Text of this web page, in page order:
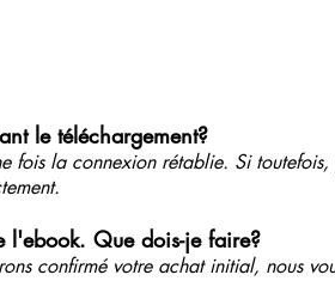
le téléchargement?
fois la connexion rétablie. Si
l'ebook. Que dois-je faire?
confirmé votre achat initial, nous